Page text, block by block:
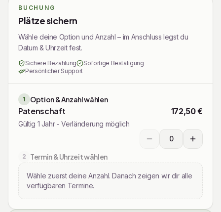
BUCHUNG
Plätze sichern
Wähle deine Option und Anzahl – im Anschluss legst du
Datum & Uhrzeit fest.
Sichere Bezahlung
Sofortige Bestätigung
Persönlicher Support
1 Option & Anzahl wählen
Patenschaft
Gültig 1 Jahr - Verländerung möglich
172,50 €
0
Wählen Sie die
2 Termin & Uhrzeit wählen
Wähle zuerst deine Anzahl. Danach zeigen wir dir alle
verfügbaren Termine.